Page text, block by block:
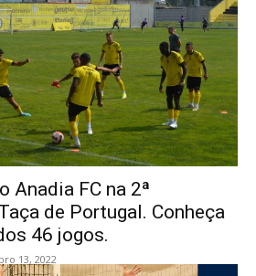
Anadia FC na 2ª
de Portugal. Conheça
46 jogos.
13, 2022